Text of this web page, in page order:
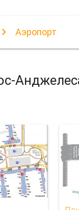
Аэропорт